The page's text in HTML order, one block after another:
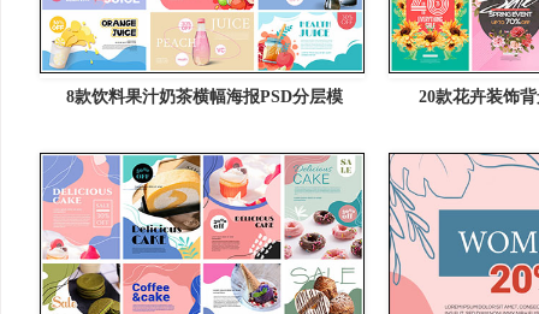
8款饮料果汁奶茶横幅海报PSD分层模 20款花卉装饰